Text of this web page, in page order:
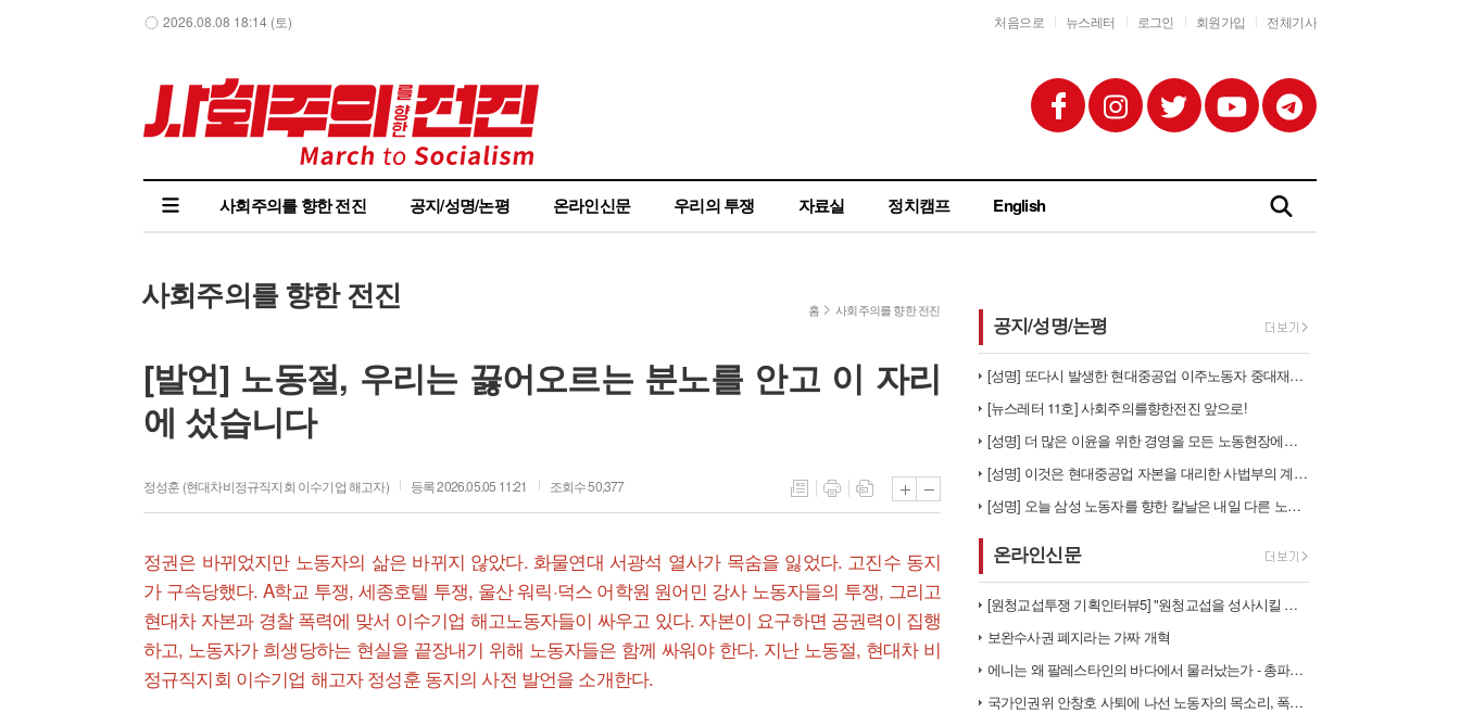
2026.08.08 18:14 (토) 처음으로 뉴스레터 로그인 회원가입 전체기사
사회주의를 향한 전진 공지/성명/논평 온라인신문 우리의 투쟁 자료실 정치캠프 English
사회주의를 향한 전진 홈 사회주의를 향한 전진
[발언] 노동절, 우리는 끓어오르는 분노를 안고 이 자리
에 섰습니다
정성훈 (현대차비정규직지회 이수기업 해고자) 등록 2026.05.05 11:21 조회수 50,377
정권은 바뀌었지만 노동자의 삶은 바뀌지 않았다. 화물연대 서광석 열사가 목숨을 잃었다. 고진수 동지
가 구속당했다. A학교 투쟁, 세종호텔 투쟁, 울산 워릭·덕스 어학원 원어민 강사 노동자들의 투쟁, 그리고
현대차 자본과 경찰 폭력에 맞서 이수기업 해고노동자들이 싸우고 있다. 자본이 요구하면 공권력이 집행
하고, 노동자가 희생당하는 현실을 끝장내기 위해 노동자들은 함께 싸워야 한다. 지난 노동절, 현대차 비
정규직지회 이수기업 해고자 정성훈 동지의 사전 발언을 소개한다.
공지/성명/논평
[성명] 또다시 발생한 현대중공업 이주노동자 중대재해 - 현대중공업과 한…
[뉴스레터 11호] 사회주의를향한전진 앞으로!
[성명] 더 많은 이윤을 위한 경영을 모든 노동현장에서 철폐하라
[성명] 이것은 현대중공업 자본을 대리한 사법부의 계급투쟁이다
[성명] 오늘 삼성 노동자를 향한 칼날은 내일 다른 노동자를 향한다
온라인신문
[원청교섭투쟁 기획인터뷰5] "원청교섭을 성사시킬 있는 힘은 법이 아니라…
보완수사권 폐지라는 가짜 개혁
에니는 왜 팔레스타인의 바다에서 물러났는가 - 총파업, 항구 봉쇄, 국제…
국가인권위 안창호 사퇴에 나선 노동자의 목소리, 폭염처럼 쏟아지는 불평등…